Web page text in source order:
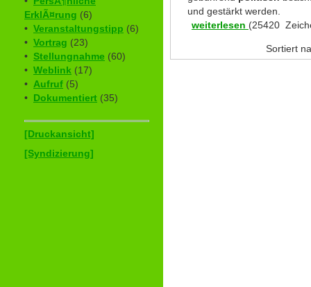
ErklÃ¤rung (6)
• Veranstaltungstipp (6)
• Vortrag (23)
• Stellungnahme (60)
• Weblink (17)
• Aufruf (5)
• Dokumentiert (35)
[Druckansicht]
[Syndizierung]
und gestärkt werden.
weiterlesen (25420
Sortiert